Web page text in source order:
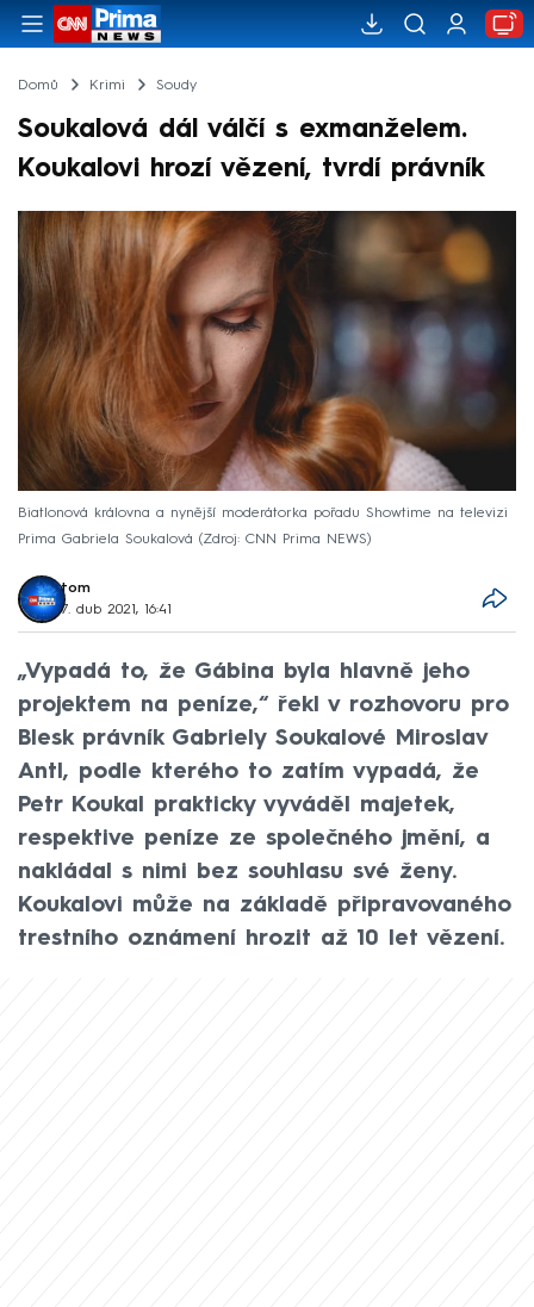
Domů Krimi Soudy
Soukalová dál válčí s exmanželem.
Koukalovi hrozí vězení, tvrdí právník
Biatlonová královna a nynější moderátorka pořadu Showtime na televizi
Prima Gabriela Soukalová
Zdroj: CNN Prima NEWS
tom
7. dub 2021, 16:41
„Vypadá to, že Gábina byla hlavně jeho
projektem na peníze,“ řekl v rozhovoru pro
Blesk právník Gabriely Soukalové Miroslav
Antl, podle kterého to zatím vypadá, že
Petr Koukal prakticky vyváděl majetek,
respektive peníze ze společného jmění, a
nakládal s nimi bez souhlasu své ženy.
Koukalovi může na základě připravovaného
trestního oznámení hrozit až 10 let vězení.